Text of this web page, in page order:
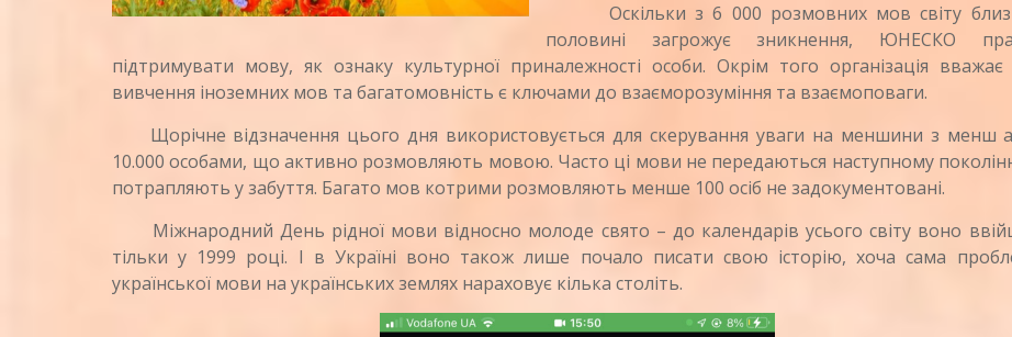
Оскільки з 6 000 розмовних мов світу
половині загрожує зникнення, ЮНЕСКО
підтримувати мову, як ознаку культурної приналежності особи. Окрім того організація
вивчення іноземних мов та багатомовність є ключами до взаєморозуміння та взаємоповаги.
Щорічне відзначення цього дня використовується для скерування уваги на меншини з менш
10.000 особами, що активно розмовляють мовою. Часто ці мови не передаються наступному
потрапляють у забуття. Багато мов котрими розмовляють менше 100 осіб не задокументовані.
Міжнародний День рідної мови відносно молоде свято – до календарів усього світу воно
тільки у 1999 році. І в Україні воно також лише почало писати свою історію, хоча сама
української мови на українських землях нараховує кілька століть.